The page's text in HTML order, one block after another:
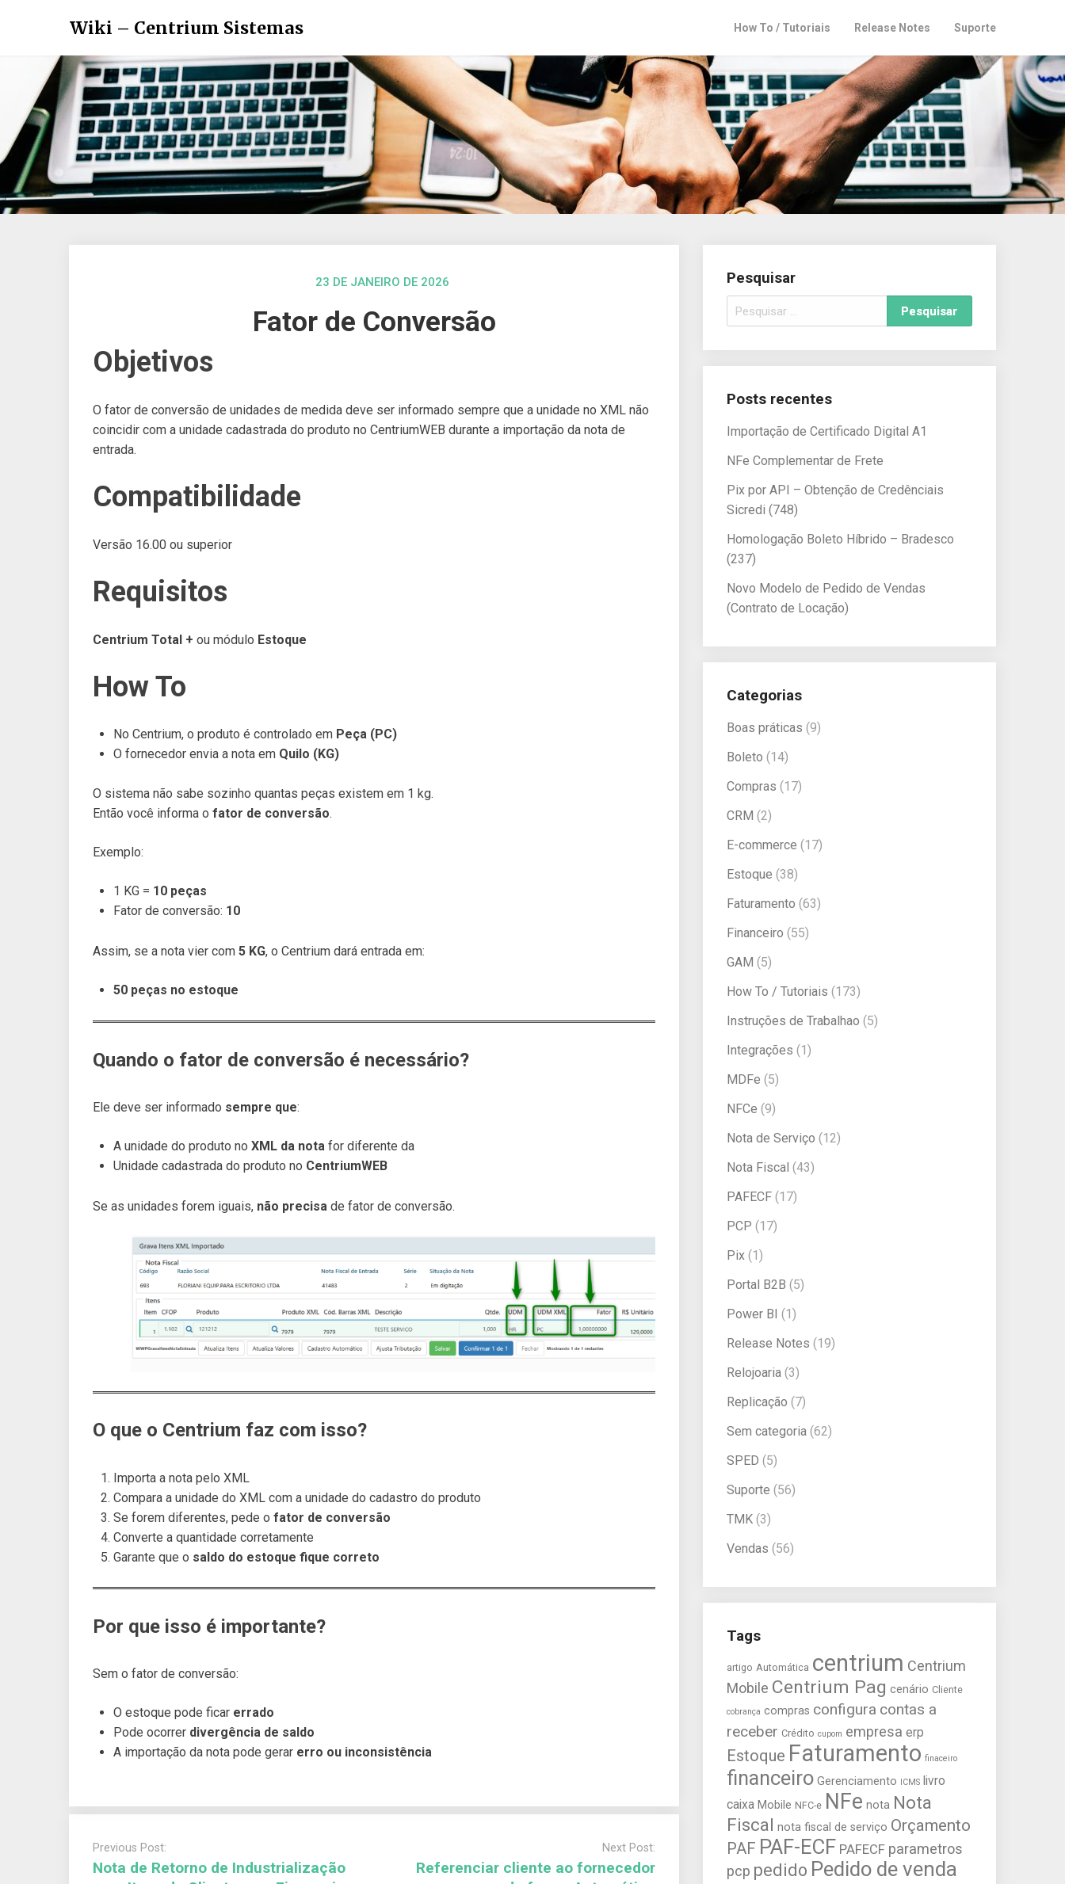
Wiki – Centrium Sistemas How To / Tutoriais Release Notes Suporte
23 DE JANEIRO DE 2026
Fator de Conversão
Objetivos
O fator de conversão de unidades de medida deve ser informado sempre que a unidade no XML não
coincidir com a unidade cadastrada do produto no CentriumWEB durante a importação da nota de
entrada.
Compatibilidade
Versão 16.00 ou superior
Requisitos
Centrium Total + ou módulo Estoque
How To
No Centrium, o produto é controlado em Peça (PC)
O fornecedor envia a nota em Quilo (KG)
O sistema não sabe sozinho quantas peças existem em 1 kg.
Então você informa o fator de conversão.
Exemplo:
1 KG = 10 peças
Fator de conversão: 10
Assim, se a nota vier com 5 KG, o Centrium dará entrada em:
50 peças no estoque
Quando o fator de conversão é necessário?
Ele deve ser informado sempre que:
A unidade do produto no XML da notafor diferente da
Unidade cadastrada do produto no CentriumWEB
Se as unidades forem iguais, não precisa de fator de conversão.
O que o Centrium faz com isso?
Importa a nota pelo XML
Compara a unidade do XML com a unidade do cadastro do produto
Se forem diferentes, pede o fator de conversão
Converte a quantidade corretamente
Garante que o saldo do estoque fique correto
Por que isso é importante?
Sem o fator de conversão:
O estoque pode ficar errado
Pode ocorrer divergência de saldo
A importação da nota pode gerar erro ou inconsistência
Previous Post:
Nota de Retorno de Industrialização
Next Post:
Referenciar cliente ao fornecedor
Pesquisar
Posts recentes
Importação de Certificado Digital A1
NFe Complementar de Frete
Pix por API – Obtenção de Credênciais
Sicredi (748)
Homologação Boleto Híbrido – Bradesco
(237)
Novo Modelo de Pedido de Vendas
(Contrato de Locação)
Categorias
Boas práticas (9)
Boleto (14)
Compras (17)
CRM (2)
E-commerce (17)
Estoque (38)
Faturamento (63)
Financeiro (55)
GAM (5)
How To / Tutoriais (173)
Instruções de Trabalhao (5)
Integrações (1)
MDFe (5)
NFCe (9)
Nota de Serviço (12)
Nota Fiscal (43)
PAFECF (17)
PCP (17)
Pix (1)
Portal B2B (5)
Power BI (1)
Release Notes (19)
Relojoaria (3)
Replicação (7)
Sem categoria (62)
SPED (5)
Suporte (56)
TMK (3)
Vendas (56)
Tags
artigo Automática centrium Centrium
Mobile Centrium Pag cenário Cliente
cobrança compras configura contas a
receber Crédito cupom empresa erp
Estoque Faturamento finaceiro
financeiro Gerenciamento ICMS livro
caixa Mobile NFC-e NFe nota Nota
Fiscal nota fiscal de serviço Orçamento
PAF PAF-ECF PAFECF parametros
pcp pedido Pedido de venda